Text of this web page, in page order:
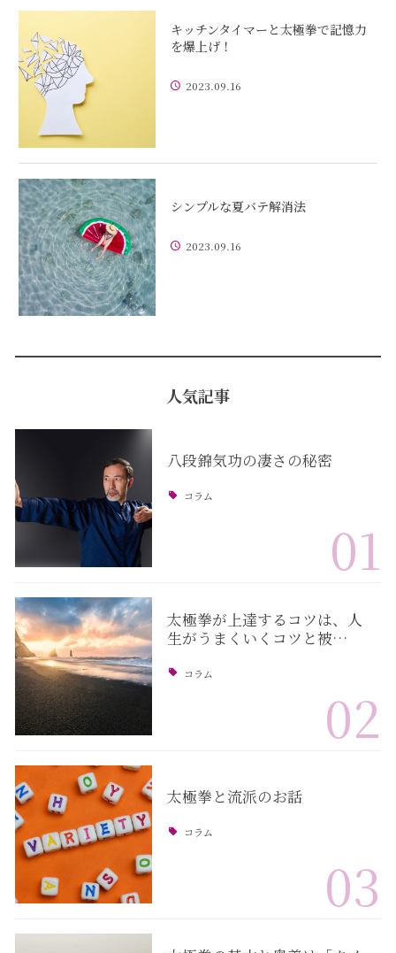
キッチンタイマーと太極拳で記憶力
を爆上げ！
2023.09.16
シンプルな夏バテ解消法
2023.09.16
人気記事
八段錦気功の凄さの秘密
コラム
01
太極拳が上達するコツは、人
生がうまくいくコツと被…
コラム
02
太極拳と流派のお話
コラム
03